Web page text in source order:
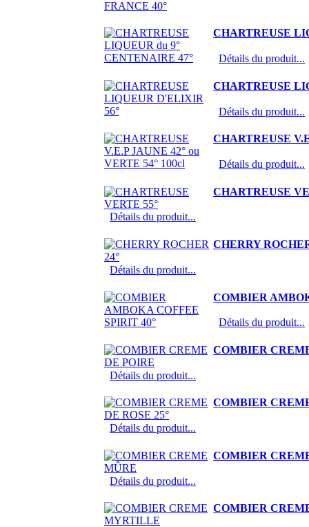
CHARTREUSE
Détails du produit...
CHARTREUSE
Détails du produit...
CHARTREUSE
Détails du produit...
CHARTREUSE
Détails du produit...
CHERRY
Détails du produit...
COMBIER
Détails du produit...
COMBIER
Détails du produit...
COMBIER
Détails du produit...
COMBIER
Détails du produit...
COMBIER